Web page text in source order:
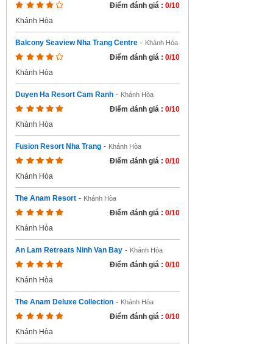
Điểm đánh giá : 0/10
Khánh Hòa
Balcony Seaview Nha Trang Centre - Khánh Hòa
Điểm đánh giá : 0/10
Khánh Hòa
Duyen Ha Resort Cam Ranh - Khánh Hòa
Điểm đánh giá : 0/10
Khánh Hòa
Fusion Resort Nha Trang - Khánh Hòa
Điểm đánh giá : 0/10
Khánh Hòa
The Anam Resort - Khánh Hòa
Điểm đánh giá : 0/10
Khánh Hòa
An Lam Retreats Ninh Van Bay - Khánh Hòa
Điểm đánh giá : 0/10
Khánh Hòa
The Anam Deluxe Collection - Khánh Hòa
Điểm đánh giá : 0/10
Khánh Hòa